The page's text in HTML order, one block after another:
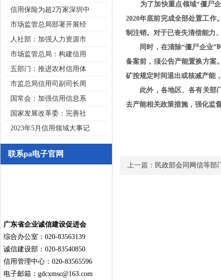
信用保险为超2万家深圳中
市场监管总局部署开展经
人社部：加强人力资源市
市场监管总局：构建信用
五部门：推进农村信用体
市监总局信用司副司长周
国常会：加强信用信息系
国家发展改革委：完善社
2023年5月信用领域大事记
联系pa电子官网
广东省企业诚信建设促进会
综合办公室：020-83563139
诚信建设部：020-83540850
信用管理中心：020-83565596
电子邮箱： gdcxmsc@163.com
为了加快重点领域“僵尸企
2020年底前完成全部处置工作
制注销。对于已丧失清偿能力
同时，在清除“僵尸企业”时
备案前，须公告产能置换方案
矿按规定时间退出或核减产能
此外，各地区、各有关部门
去产能相关政策措施，强化监
上一篇： 民政部会同网信等部